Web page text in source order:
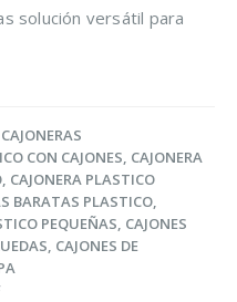
solución versátil para
CAJONERAS
CON CAJONES, CAJONERA
, CAJONERA PLASTICO
BARATAS PLASTICO,
PEQUEÑAS, CAJONES
, CAJONES DE